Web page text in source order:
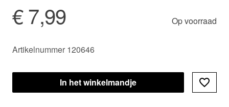
€ 7,99 Op voorraad
Artikelnummer 120646
In het winkelmandje